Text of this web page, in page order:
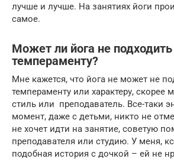
лучше и лучше. На занятиях йоги
самое.
Может ли йога не
темпераменту?
Мне кажется, что йога не может не
темпераменту или характеру, скорее
стиль или преподаватель. Все-таки
момент, даже с детьми, никто не
не хочет идти на занятие, советую
преподавателя или студию. У меня,
подобная история с дочкой – ей не